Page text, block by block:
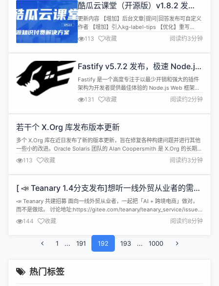
供不同应用独有的增强功能组合。...
酷瓜云课堂（开源版）v1.8.2 发
布，在线教育解决方案
更新内容 【增加】后台文章|提问|回答发布可自定义
作者 【增加】引入kg-label-tips 【优化】重写
$request-&gt;getClientAddress() 【优化】清理
多余kg-submit标记 【优化】管理章节课时相关提示
【优化】kindeditor编辑器初始化 【优化】升级
础...
113 收藏 阅读约3分钟
Fastify v5.7.2 发布，极速 Node.js
Web 框架
Fastify 是一个高度专注于以最少开销和强大的插件
架构为开发者提供最佳体验的 Node.js Web 框架，
速度极快，它的灵感来源于 Hapi 和 Express。
Fastify v5.7.2 现已发布，本此更新带来以下内容：
Notice PR #6414中已将content-type header解析
131 收藏 阅读约2分钟
若干个 X.Org 库发布版本更新
多个 X.Org 库在近日发布了新的版本更新，旨在修复各种构建问题并进行其他
一些小的改进。Oracle Solaris 团队的 Alan Coopersmith 是 X.Org 的长期版
本管理者，他于近日花费了大量时间完成了上游 X.Org 库的更新发布。 已发布
的新版本包括： bitman 1.1.2- 改进了手册页格式，修复了各种编译器问题，并
对这些 X...
113 收藏 阅读约3分钟
[ 📣 Teanary 1.4分支发布]想听一线外贸从业者的需
求，把你想要的或者想像中的能力说出来
📣 Teanary 共建招募 面向一线外贸从业者，一起把「AI + 跨境电商」做对，
而不是做炫。 讨论地址:https://gitee.com/teanary/teanary_service/issues
🧩 我们是谁？ Teanary 是一个持续演进中的 开源电商后端项目， 专注于 跨境
/ 多语言 / 多节点部署 的真实业务场景。 📦 基于 Lar...
144 收藏 阅读约8分钟
1 ... 191 192 193 ... 1000
热门标签